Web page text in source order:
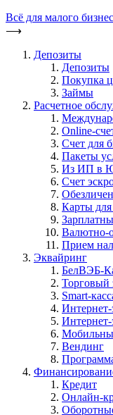
Всё для малого
⟶
Депозиты
Депозиты
Покупка
Займы
Расчетное
Online-
Счет для
Пакеты
Из ИП в
Счет
Карты для
Валютно-
Прием
Эквайринг
БелВЭБ-
Торговый
Smart-
Вендинг
Кредит
Онлайн-